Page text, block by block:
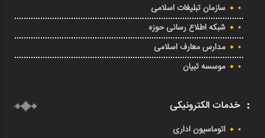
سازمان تبلیغات اسلامی
شبکه اطلاع رسانی حوزه
مدارس معارف اسلامی
موسسه تبیان
خدمات الکترونیکی
اتوماسیون اداری